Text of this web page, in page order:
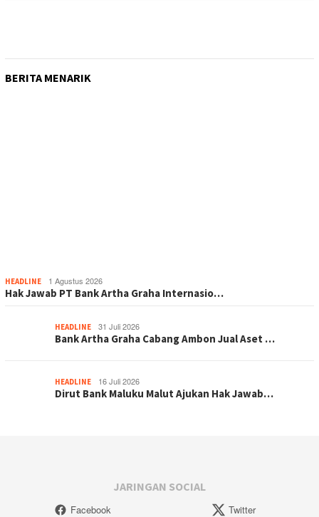
BERITA MENARIK
HEADLINE 1 Agustus 2026
Hak Jawab PT Bank Artha Graha Internasio…
HEADLINE 31 Juli 2026
Bank Artha Graha Cabang Ambon Jual Aset …
HEADLINE 16 Juli 2026
Dirut Bank Maluku Malut Ajukan Hak Jawab…
JARINGAN SOCIAL
Facebook Twitter